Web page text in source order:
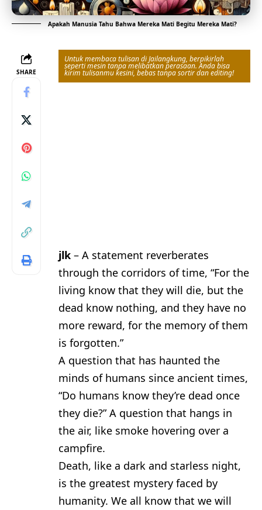
Apakah Manusia Tahu Bahwa Mereka Mati Begitu Mereka Mati?
SHARE
Untuk membaca tulisan di Jailangkung, berpikirlah
seperti mesin tanpa melibatkan perasaan. Anda bisa
kirim tulisanmu kesini, bebas tanpa sortir dan editing!
jlk – A statement reverberates
through the corridors of time, “For the
living know that they will die, but the
dead know nothing, and they have no
more reward, for the memory of them
is forgotten.”
A question that has haunted the
minds of humans since ancient times,
“Do humans know they’re dead once
they die?” A question that hangs in
the air, like smoke hovering over a
campfire.
Death, like a dark and starless night,
is the greatest mystery faced by
humanity. We all know that we will